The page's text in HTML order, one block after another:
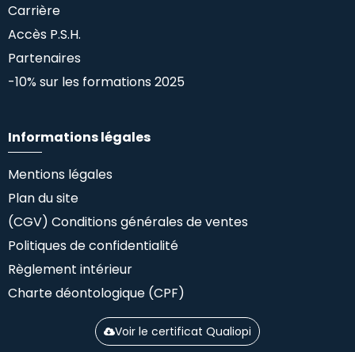
Carrière
Accès P.S.H.
Partenaires
-10% sur les formations 2025
Informations légales
Mentions légales
Plan du site
(CGV) Conditions générales de ventes
Politiques de confidentialité
Règlement intérieur
Charte déontologique (CPF)
Voir le certificat Qualiopi